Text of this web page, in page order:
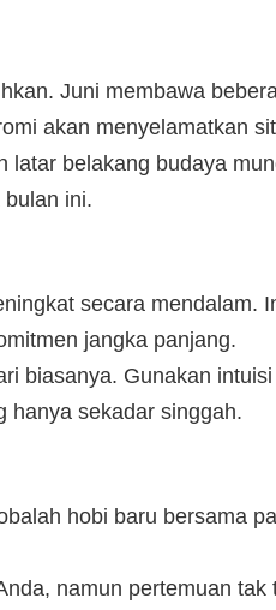
Juni membawa
akan menyelamatkan
latar belakang budaya
ini.
secara mendalam.
jangka panjang.
biasanya. Gunakan
hanya sekadar singgah.
hobi baru bersama
namun pertemuan tak